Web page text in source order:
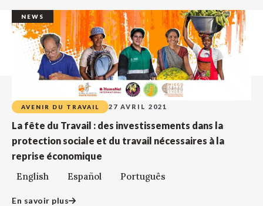
NEWS
AVENIR DU TRAVAIL 27 AVRIL 2021
La fête du Travail : des investissements dans la
protection sociale et du travail nécessaires à la
reprise économique
English Español Português
En savoir plus